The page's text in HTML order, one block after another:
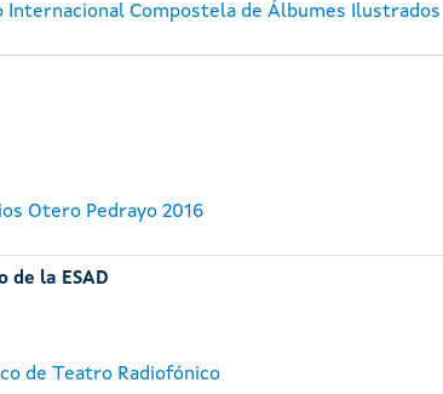
Internacional Compostela de Álbumes Ilustrados
Otero Pedrayo 2016
de la ESAD
de Teatro Radiofónico